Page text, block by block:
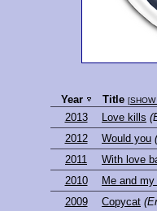
Year Title [
2013 Love kills
2012
Would you
2011
With love
2010
Me and
2009
Copycat